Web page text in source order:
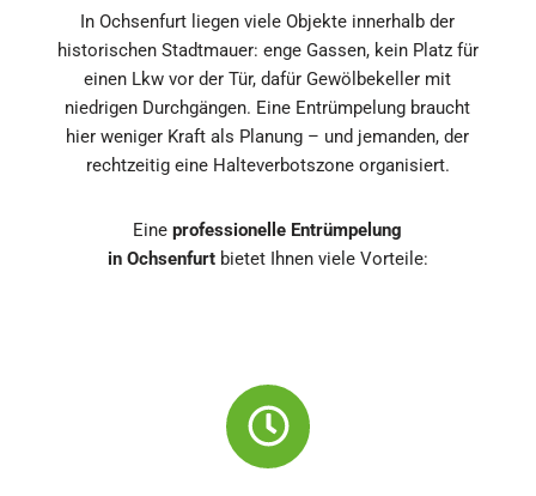
In Ochsenfurt liegen viele Objekte innerhalb der
historischen Stadtmauer: enge Gassen, kein Platz für
einen Lkw vor der Tür, dafür Gewölbekeller mit
niedrigen Durchgängen. Eine Entrümpelung braucht
hier weniger Kraft als Planung – und jemanden, der
rechtzeitig eine Halteverbotszone organisiert.
Eineprofessionelle Entrümpelung
in Ochsenfurt bietet Ihnen viele Vorteile: